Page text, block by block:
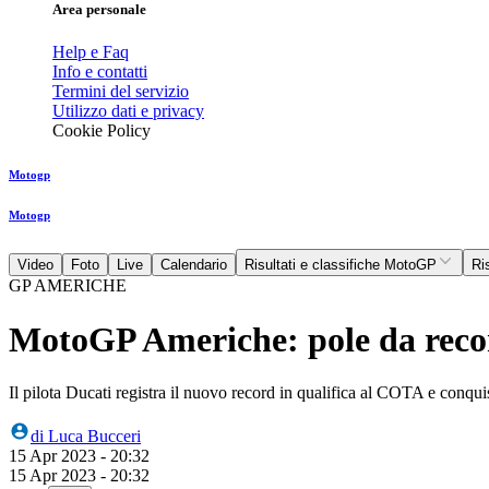
Area personale
Help e Faq
Info e contatti
Termini del servizio
Utilizzo dati e privacy
Cookie Policy
Motogp
Motogp
Video Foto Live Calendario Risultati e classifiche MotoGP
GP AMERICHE
MotoGP Americhe: pole da
Il pilota Ducati registra il nuovo record in qualifica al COTA e
di Luca Bucceri
15 Apr 2023 - 20:32
15 Apr 2023 - 20:32